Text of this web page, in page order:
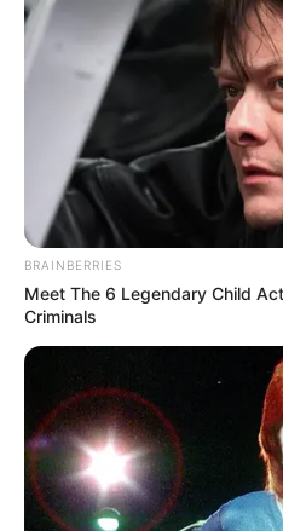
Siegessäule
Von den
auch als
erbaute
Stern und bildet den
Tiergartens.
Müggelturm
die
Hierzu gehören der
Lange See und Rundfahrten
Schloss
Ein riesiger,
Pückler-
BRAINBERRIES
Meet The 6 Legendary Child
Criminals